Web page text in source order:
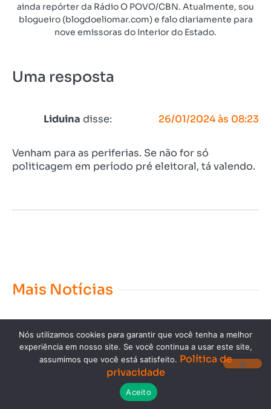
ainda repórter da Rádio O POVO/CBN. Atualmente, sou
blogueiro (blogdoeliomar.com) e falo diariamente para
nove emissoras do Interior do Estado.
Uma resposta
Liduina disse: 26/01/2024 às 08:23
Venham para as periferias. Se não for só
politicagem em período pré eleitoral, tá valendo.
Mais Notícias
Copyright © 2023. Todos os direitos reservados.
Nós utilizamos cookies para garantir que você tenha a melhor
experiência em nosso site. Se você continua a usar este site,
assumimos que você está satisfeito. Política de
privacidade
Aceito